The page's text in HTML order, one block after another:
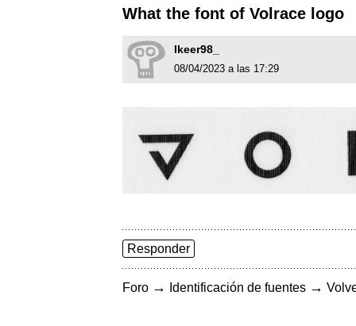
What the font of Volrace logo
Ikeer98_
08/04/2023 a las 17:29
Responder
Foro → Identificación de fuentes →